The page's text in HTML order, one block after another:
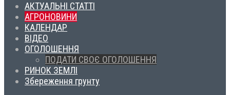
АКТУАЛЬНІ СТАТТІ
АГРОНОВИНИ
КАЛЕНДАР
ВІДЕО
ОГОЛОШЕННЯ
ПОДАТИ СВОЄ ОГОЛОШЕННЯ
РИНОК ЗЕМЛІ
Збереження грунту